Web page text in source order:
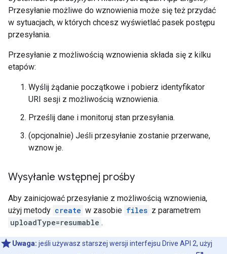
Przesyłanie możliwe do wznowienia może się też przydać
w sytuacjach, w których chcesz wyświetlać pasek postępu
przesyłania.
Przesyłanie z możliwością wznowienia składa się z kilku
etapów:
Wyślij żądanie początkowe i pobierz identyfikator
URI sesji z możliwością wznowienia.
Prześlij dane i monitoruj stan przesyłania.
(opcjonalnie) Jeśli przesyłanie zostanie przerwane,
wznow je.
Wysyłanie wstępnej prośby
Aby zainicjować przesyłanie z możliwością wznowienia,
użyj metody create w zasobie files z parametrem
uploadType=resumable .
Uwaga: jeśli używasz starszej wersji interfejsu Drive API 2, użyj